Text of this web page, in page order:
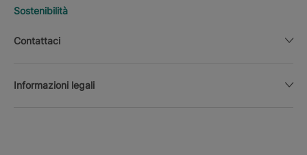
Sostenibilità
Contattaci
Informazioni legali